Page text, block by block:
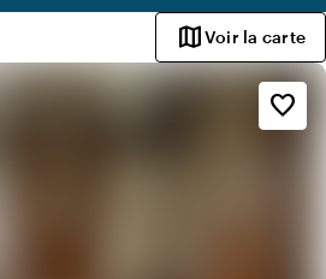
où vous pouvez dîner en toute
les lieux de restauration privée
mapVoir la carte
favorite_border
Ambiance
info
Industriel